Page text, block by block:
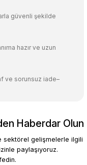
güvenli şekilde
hazır ve uzun
ve sorunsuz iade–
Haberdar Olun
sektörel gelişmelerle ilgili
paylaşıyoruz.